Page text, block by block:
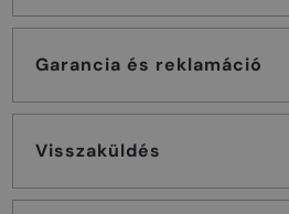
Garancia és reklamáció
Visszaküldés